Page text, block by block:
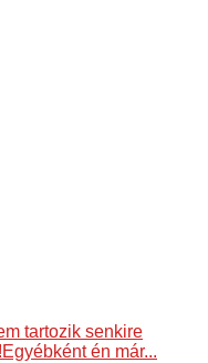
tartozik senkire
én már...